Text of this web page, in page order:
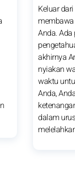
Keluar
Anda.
akhirnya
nyiakan
waktu
Anda,
dalam